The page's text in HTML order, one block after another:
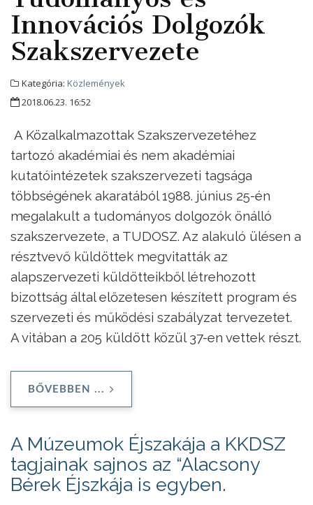
Innovációs Dolgozók
Szakszervezete
Kategória: Közlemények
2018.06.23. 16:52
A Közalkalmazottak Szakszervezetéhez
tartozó akadémiai és nem akadémiai
kutatóintézetek szakszervezeti tagsága
többségének akaratából 1988. június 25-én
megalakult a tudományos dolgozók önálló
szakszervezete, a TUDOSZ. Az alakuló ülésen a
résztvevő küldöttek megvitatták az
alapszervezeti küldötteikből létrehozott
bizottság által előzetesen készített program és
szervezeti és működési szabályzat tervezetet.
A vitában a 205 küldött közül 37-en vettek részt.
BŐVEBBEN ...
A Múzeumok Éjszakája a KKDSZ
tagjainak sajnos az “Alacsony
Bérek Éjszkája is egyben.